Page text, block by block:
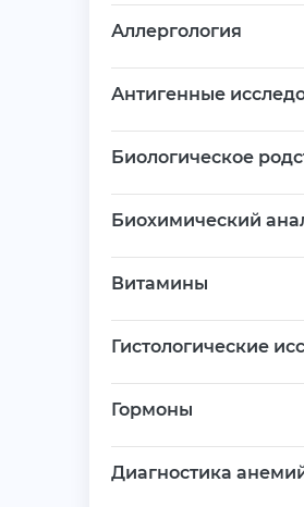
Аллергология
Антигенные
Биологическое
Биохимический
Витамины
Гистологические
Гормоны
Диагностика